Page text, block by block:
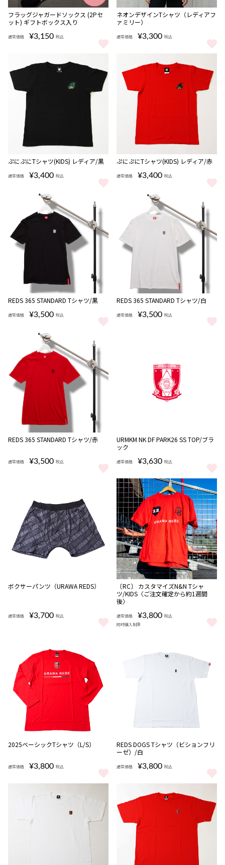
フラッグジャガードソックス (2Pセ
ット) ギフトボックス入り
通常価格 ¥3,150 税込
フラッグジャガードソックス (2Pセット) ギフトボックス入り をもっ
ネオンデザインTシャツ（レディアフ
ァミリー）
通常価格 ¥3,300 税込
ネオンデザインTシャツ（レディ
ぷにぷにTシャツ(KIDS) レディア/黒
通常価格 ¥3,400 税込
ぷにぷにTシャツ(KIDS) レディア/黒 をもっと見る
ぷにぷにTシャツ(KIDS) レディア/赤
通常価格 ¥3,400 税込
ぷにぷにTシャツ(KIDS) レディア
REDS 365 STANDARD Tシャツ/黒
通常価格 ¥3,500 税込
REDS 365 STANDARD Tシャツ/黒 をもっと見る
REDS 365 STANDARD Tシャツ/白
通常価格 ¥3,500 税込
REDS 365 STANDARD Tシャツ/
REDS 365 STANDARD Tシャツ/赤
通常価格 ¥3,500 税込
REDS 365 STANDARD Tシャツ/赤 をもっと見る
URMKM NK DF PARK26 SS TOP/ブラ
ック
通常価格 ¥3,630 税込
URMKM NK DF PARK26 SS
ボクサーパンツ（URAWA REDS）
通常価格 ¥3,700 税込
ボクサーパンツ（URAWA REDS） をもっと見る
受注
商品
〔RC〕 カスタマイズN&N Tシャ
ツ/KIDS〈ご注文確定から約1週間
後〉
通常価格 ¥3,800 税込
同時購入制限
2025ベーシックTシャツ（L/S）
通常価格 ¥3,800 税込
2025ベーシックTシャツ（L/S） をもっと見る
REDS DOGS Tシャツ（ビションフリ
ーゼ）/白
通常価格 ¥3,800 税込
REDS DOGS Tシャツ（ビショ